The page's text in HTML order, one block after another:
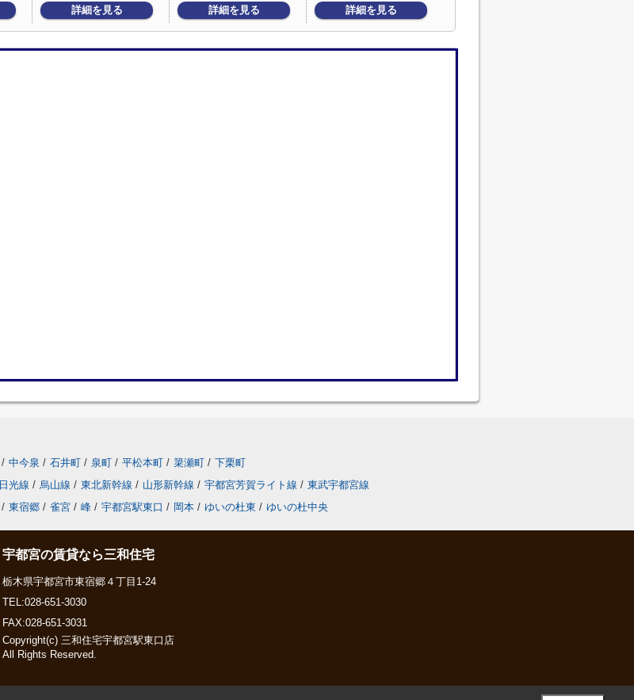
詳細を見る 詳細を見る 詳細を見る
/ 中今泉 / 石井町 / 泉町 / 平松本町 / 簗瀬町 / 下栗町
日光線 / 烏山線 / 東北新幹線 / 山形新幹線 / 宇都宮芳賀ライト線 / 東武宇都宮線
/ 東宿郷 / 雀宮 / 峰 / 宇都宮駅東口 / 岡本 / ゆいの杜東 / ゆいの杜中央
宇都宮の賃貸なら三和住宅
栃木県宇都宮市東宿郷４丁目1-24
TEL:028-651-3030
FAX:028-651-3031
Copyright(c) 三和住宅宇都宮駅東口店
All Rights Reserved.